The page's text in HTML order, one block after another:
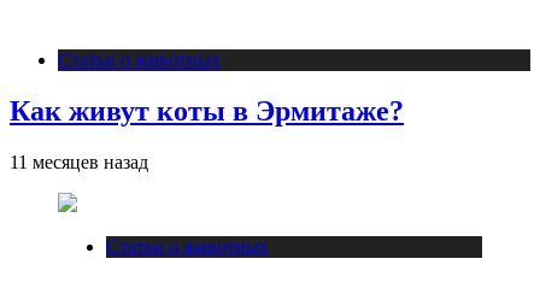
Статьи о животных
Как живут коты в Эрмитаже?
11 месяцев назад
Статьи о животных